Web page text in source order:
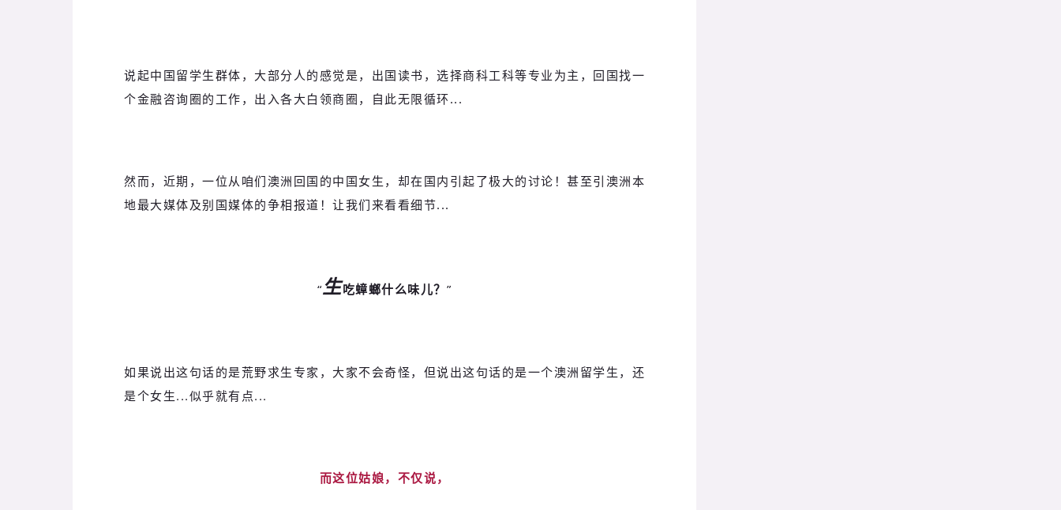
说起中国留学生群体，大部分人的感觉是，出国读书，选择商科工科等专业为主，回国找一
个金融咨询圈的工作，出入各大白领商圈，自此无限循环...
然而，近期，一位从咱们澳洲回国的中国女生，却在国内引起了极大的讨论！甚至引澳洲本
地最大媒体及别国媒体的争相报道！让我们来看看细节...
“生吃蟑螂什么味儿？ ”
如果说出这句话的是荒野求生专家，大家不会奇怪，但说出这句话的是一个澳洲留学生，还
是个女生...似乎就有点...
而这位姑娘，不仅说，